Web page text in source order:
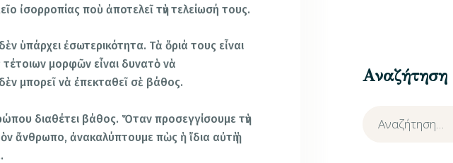
ἰσορροπίας ποὺ ἀποτελεῖ τὴν τελείωσή τους.
ὑπάρχει ἐσωτερικότητα. Τὰ ὅριά τους εἶναι
μορφῶν εἶναι δυνατὸ νὰ
μπορεῖ νὰ ἐπεκταθεῖ σὲ βάθος.
διαθέτει βάθος. Ὅταν προσεγγίσουμε τὴν
ἄνθρωπο, ἀνακαλύπτουμε πὼς ἡ ἴδια αὐτὴ ἡ
Αναζήτηση
για: